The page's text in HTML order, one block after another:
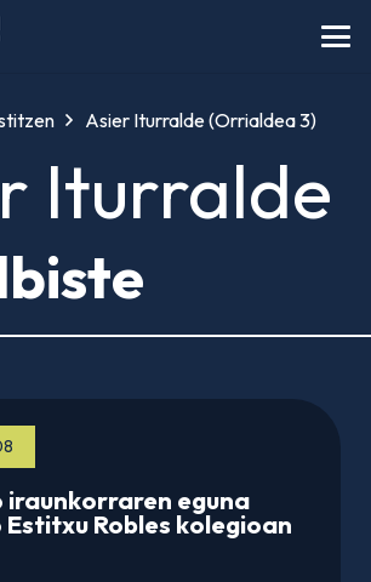
Asier Iturralde(Orrialdea 3)
Iturralde
iraunkorraren eguna
Robles kolegioan